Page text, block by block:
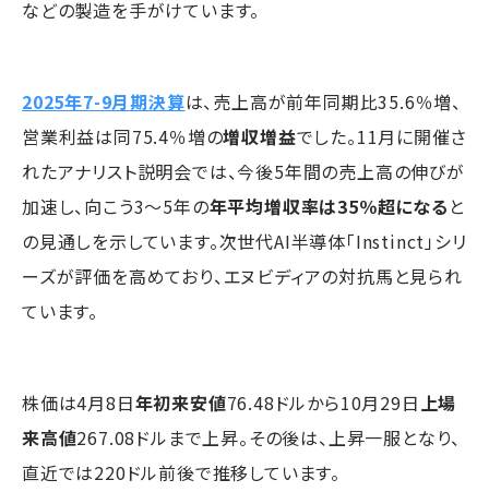
などの製造を手がけています。
2025年7-9月期決算は、売上高が前年同期比35.6％増、
営業利益は同75.4％増の増収増益でした。11月に開催さ
れたアナリスト説明会では、今後5年間の売上高の伸びが
加速し、向こう3～5年の年平均増収率は35％超になる と
の見通しを示しています。次世代AI半導体「Instinct」シリ
ーズが評価を高めており、エヌビディアの対抗馬と見られ
ています。
株価は4月8日年初来安値76.48ドルから10月29日上場
来高値267.08ドルまで上昇。その後は、上昇一服となり、
直近では220ドル前後で推移しています。